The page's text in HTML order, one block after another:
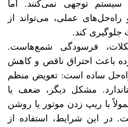
سیستم توجهی نمی‌کنند. اما
عملی، می‌تواند از
جلوگیری کند.
فرسودگی شمع‌هاست.
باعث احتراق ناقص و کاهش
ساده است: تعویض منظم
مشکل دیگر، ضعف یا
با ریپ زدن موتور یا روشن
در این شرایط، استفاده از